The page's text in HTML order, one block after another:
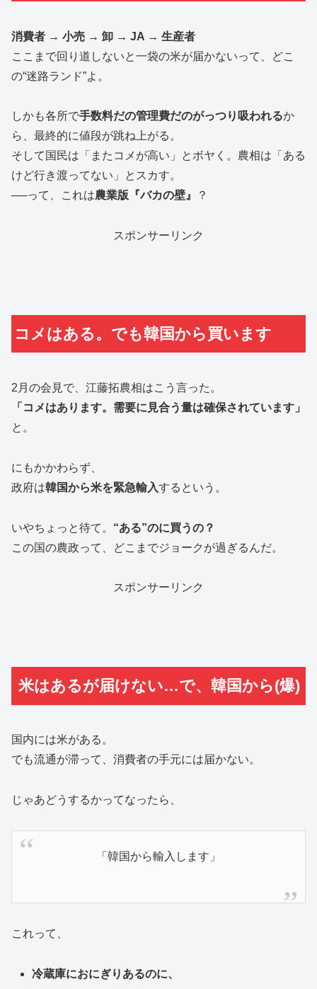
消費者 → 小売 → 卸 → JA → 生産者
ここまで回り道しないと一袋の米が届かないって、どこ
の“迷路ランド”よ。
しかも各所で手数料だの管理費だのがっつり吸われるか
ら、最終的に値段が跳ね上がる。
そして国民は「またコメが高い」とボヤく。農相は「ある
けど行き渡ってない」とスカす。
──って、これは農業版『バカの壁』 ？
スポンサーリンク
コメはある。でも韓国から買います
2月の会見で、江藤拓農相はこう言った。
「コメはあります。需要に見合う量は確保されています」
と。
にもかかわらず、
政府は韓国から米を緊急輸入するという。
いやちょっと待て。 “ある”のに買うの？
この国の農政って、どこまでジョークが過ぎるんだ。
スポンサーリンク
米はあるが届けない…で、韓国から(爆)
国内には米がある。
でも流通が滞って、消費者の手元には届かない。
じゃあどうするかってなったら、
「韓国から輸入します」
これって、
冷蔵庫におにぎりあるのに、